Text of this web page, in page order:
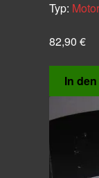
Typ: Motor
82,90 €
In